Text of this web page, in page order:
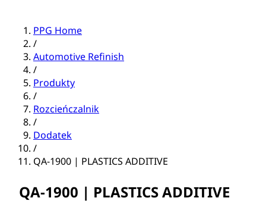
PPG Home
/
Automotive Refinish
/
Produkty
/
Rozcieńczalnik
/
Dodatek
/
QA-1900 | PLASTICS ADDITIVE
QA-1900 | PLASTICS ADDITIVE